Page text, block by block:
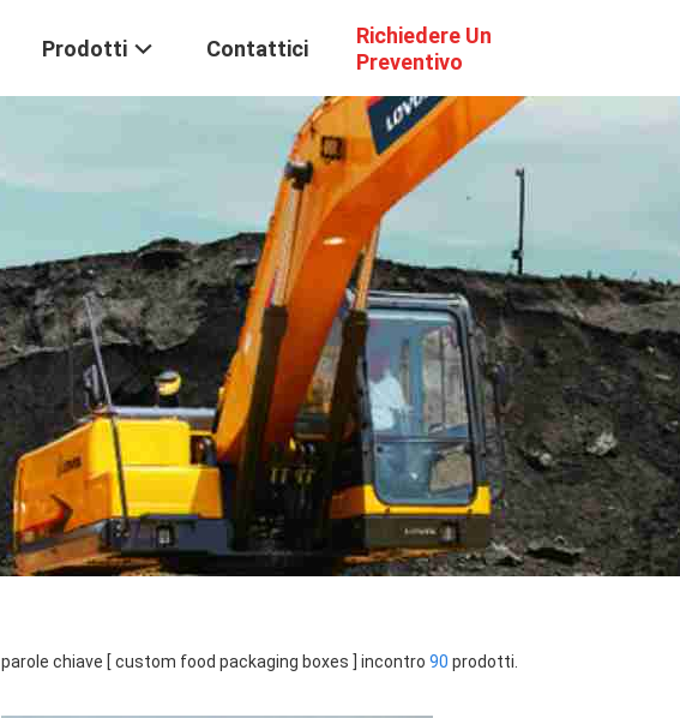
Prodotti Contattici
Richiedere Un
Preventivo
parole chiave [ custom food packaging boxes ] incontro 90 prodotti.